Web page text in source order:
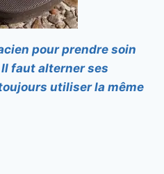
pour prendre soin
faut alterner ses
utiliser la même